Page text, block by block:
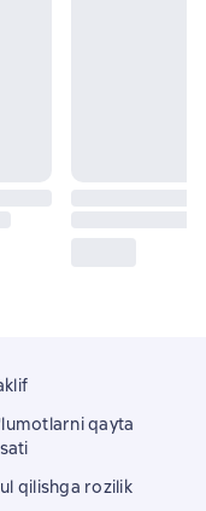
qayta
qilishga rozilik